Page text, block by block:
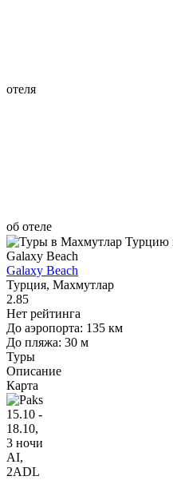
отеля
об отеле
Galaxy Beach
Турция, Махмутлар
2.85
Нет рейтинга
До аэропорта: 135 км
До пляжа: 30 м
Туры
Описание
Карта
15.10 -
18.10,
3 ночи
AI,
2ADL